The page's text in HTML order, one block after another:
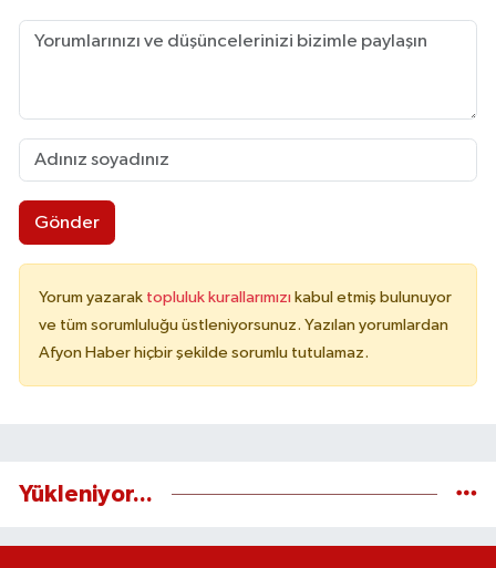
Gönder
Yorum yazarak topluluk kurallarımızı kabul etmiş bulunuyor
ve tüm sorumluluğu üstleniyorsunuz. Yazılan yorumlardan
Afyon Haber hiçbir şekilde sorumlu tutulamaz.
Yükleniyor...